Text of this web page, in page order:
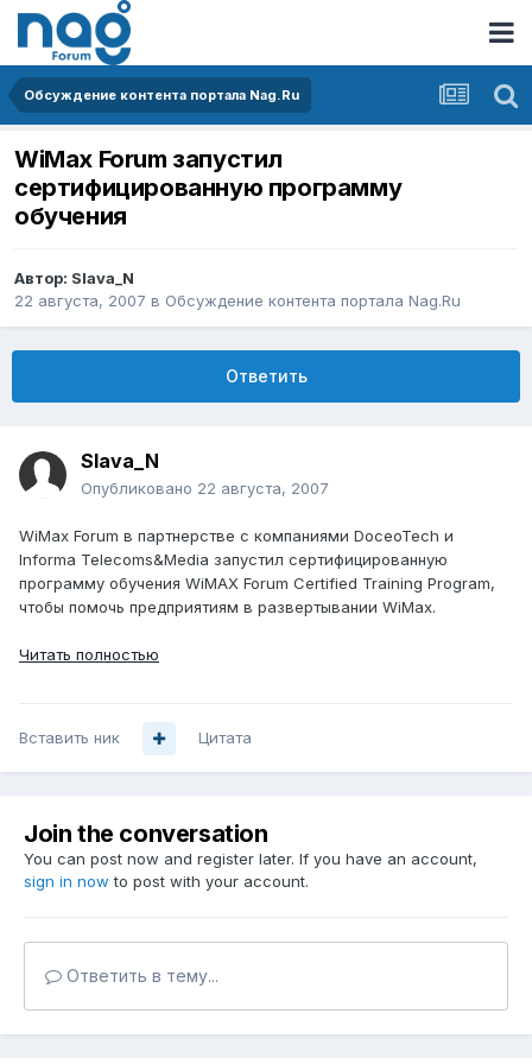
Обсуждение контента портала Nag.Ru
WiMax Forum запустил
сертифицированную программу
обучения
Автор: Slava_N
22 августа, 2007 в Обсуждение контента портала Nag.Ru
Ответить
Slava_N
Опубликовано 22 августа, 2007
WiMax Forum в партнерстве с компаниями DoceoTech и
Informa Telecoms&Media запустил сертифицированную
программу обучения WiMAX Forum Certified Training Program,
чтобы помочь предприятиям в развертывании WiMax.
Читать полностью
Вставить ник Цитата
Join the conversation
You can post now and register later. If you have an account,
sign in now to post with your account.
Ответить в тему...